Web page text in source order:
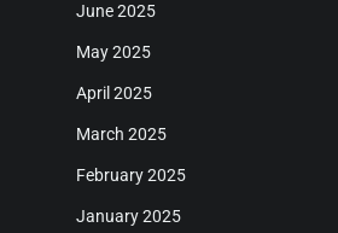
June 2025
May 2025
April 2025
March 2025
February 2025
January 2025